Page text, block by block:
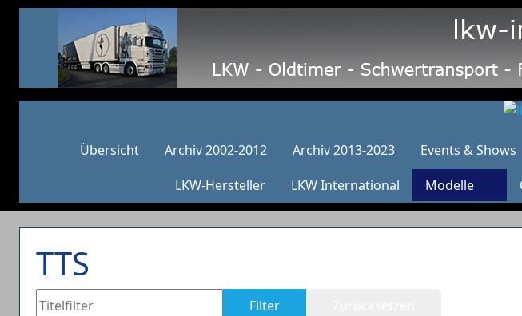
Übersicht Archiv 2002-2012 Archiv 2013-2023 Events & Shows
LKW-Hersteller
LKW International Modelle
TTS
Titelfilter Filter